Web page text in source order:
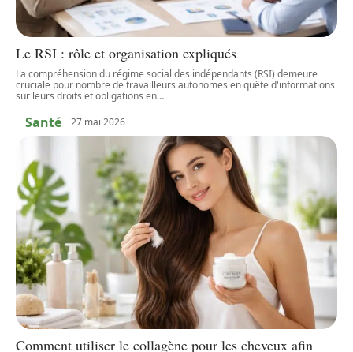
Le RSI : rôle et organisation expliqués
La compréhension du régime social des indépendants (RSI) demeure
cruciale pour nombre de travailleurs autonomes en quête d'informations
sur leurs droits et obligations en…
Santé 27 mai 2026
Comment utiliser le collagène pour les cheveux afin